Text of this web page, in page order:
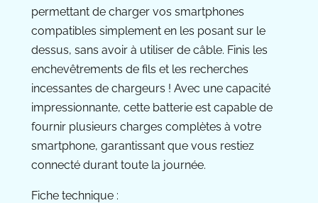
permettant de charger vos smartphones
compatibles simplement en les posant sur le
dessus, sans avoir à utiliser de câble. Finis les
enchevêtrements de fils et les recherches
incessantes de chargeurs ! Avec une capacité
impressionnante, cette batterie est capable de
fournir plusieurs charges complètes à votre
smartphone, garantissant que vous restiez
connecté durant toute la journée.
Fiche technique :